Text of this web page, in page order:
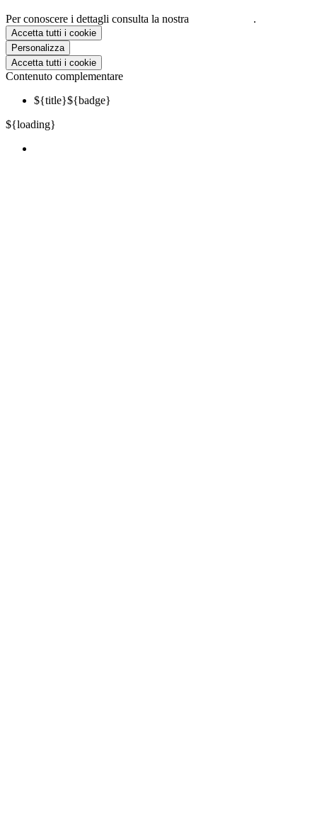
Per conoscere i dettagli consulta la nostra .
Accetta tutti i cookie
Personalizza
Accetta tutti i cookie
Contenuto complementare
${title}${badge}
${loading}